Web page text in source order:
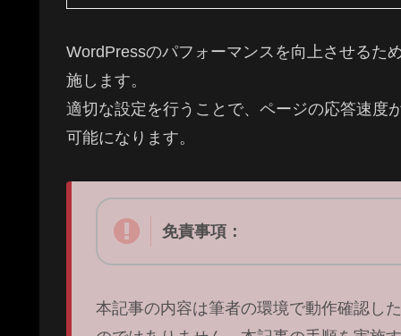
WordPressのパフォーマンスを向上させるた
施します。
適切な設定を行うことで、ページの応答速度
可能になります。
免責事項：
本記事の内容は筆者の環境で動作確認し